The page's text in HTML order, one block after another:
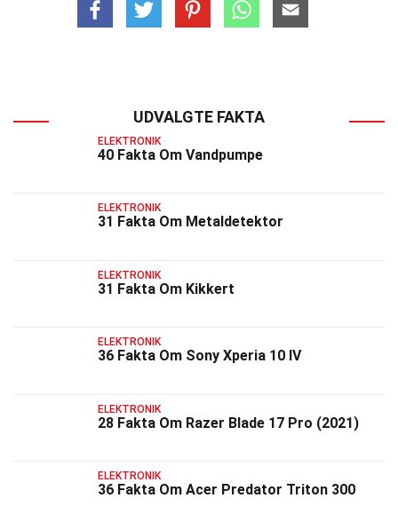
UDVALGTE FAKTA
ELEKTRONIK
40 Fakta Om Vandpumpe
ELEKTRONIK
31 Fakta Om Metaldetektor
ELEKTRONIK
31 Fakta Om Kikkert
ELEKTRONIK
36 Fakta Om Sony Xperia 10 IV
ELEKTRONIK
28 Fakta Om Razer Blade 17 Pro (2021)
ELEKTRONIK
36 Fakta Om Acer Predator Triton 300